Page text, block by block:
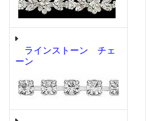
ラインストーン チェ
ーン